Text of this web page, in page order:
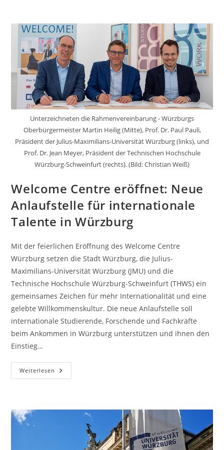
Aus
Der
JMU
Unterzeichneten die Rahmenvereinbarung - Würzburgs
Oberbürgermeister Martin Heilig (Mitte), Prof. Dr. Paul Pauli,
Präsident der Julius-Maximilians-Universität Würzburg (links), und
Prof. Dr. Jean Meyer, Präsident der Technischen Hochschule
Würzburg-Schweinfurt (rechts). (Bild: Christian Weiß)
Welcome Centre eröffnet: Neue
Anlaufstelle für internationale
Talente in Würzburg
Mit der feierlichen Eröffnung des Welcome Centre
Würzburg setzen die Stadt Würzburg, die Julius-
Maximilians-Universität Würzburg (JMU) und die
Technische Hochschule Würzburg-Schweinfurt (THWS) ein
gemeinsames Zeichen für mehr Internationalität und eine
gelebte Willkommenskultur. Die neue Anlaufstelle soll
internationale Studierende, Forschende und Fachkräfte
beim Ankommen in Würzburg unterstützen und ihnen den
Einstieg…
Weiterlesen Welcome
Centre
Internationale
Würzburg